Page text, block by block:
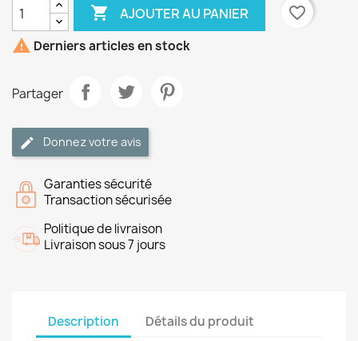
 AJOUTER AU PANIER
favorite_border
 Derniers articles en stock
Partager
Donnez votre avis
Garanties sécurité
Transaction sécurisée
Politique de livraison
Livraison sous 7 jours
Description Détails du produit